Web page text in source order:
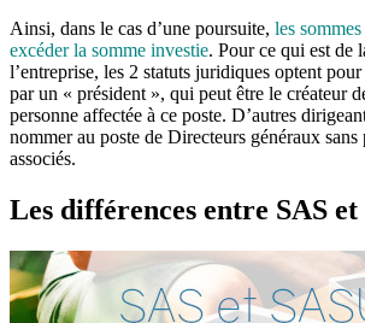
Ainsi, dans le cas d’une poursuite, les
excéder la somme investie. Pour ce qui est de
l’entreprise, les 2 statuts juridiques optent
par un « président », qui peut être le créateur
personne affectée à ce poste. D’autres
nommer au poste de Directeurs généraux sans
associés.
Les différences entre SAS et